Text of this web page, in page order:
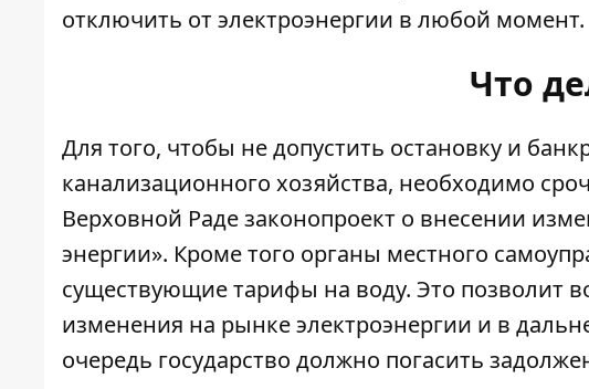
отключить от электроэнергии в любой момент.
Что
Для того, чтобы не допустить остановку и
канализационного хозяйства, необходимо
Верховной Раде законопроект о внесении
энергии». Кроме того органы местного
существующие тарифы на воду. Это позволит
изменения на рынке электроэнергии и в
очередь государство должно погасить